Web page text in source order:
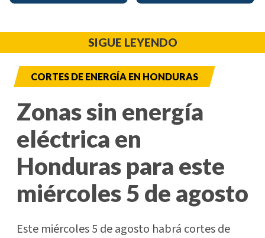
SIGUE LEYENDO
CORTES DE ENERGÍA EN HONDURAS
Zonas sin energía
eléctrica en
Honduras para este
miércoles 5 de agosto
Este miércoles 5 de agosto habrá cortes de